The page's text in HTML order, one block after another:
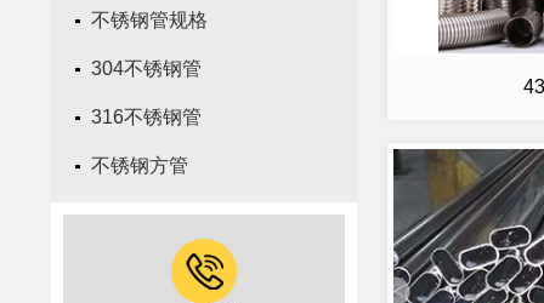
不锈钢管规格
304不锈钢管
316不锈钢管
不锈钢方管